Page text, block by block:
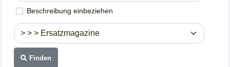
Beschreibung einbeziehen
Finden